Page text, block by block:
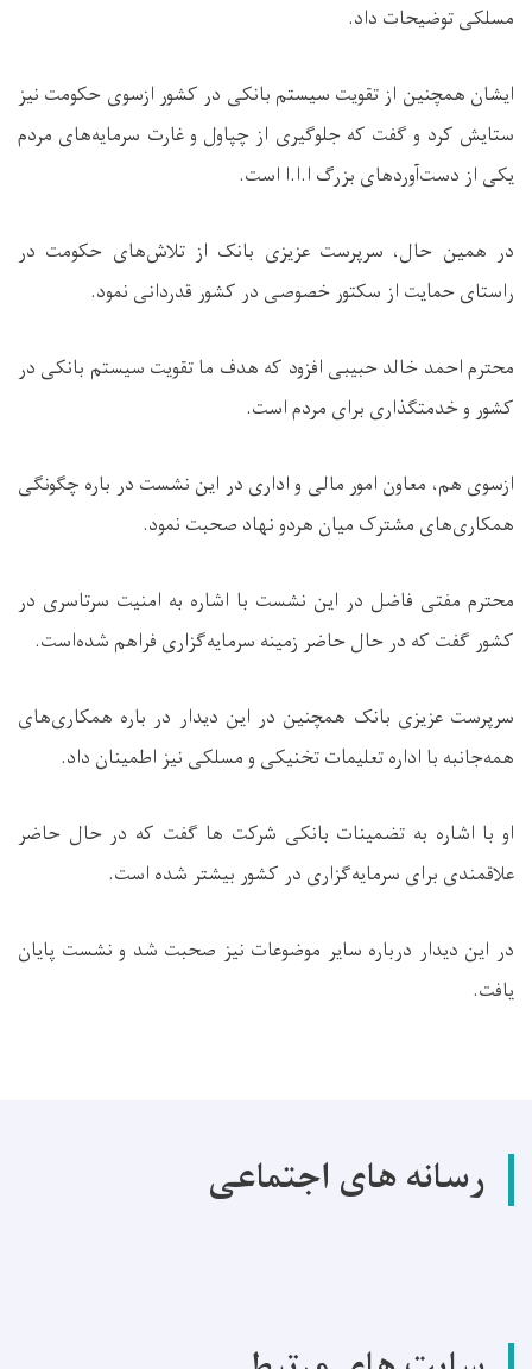
مسلکی توضیحات داد.
ایشان همچنین از تقویت سیستم بانکی در کشور ازسوی حکومت نیز
ستایش کرد و گفت که جلوگیری از چپاول و غارت سرمایه‌های مردم
یکی از دست‌آوردهای بزرگ ا.ا.ا است.
در همین حال، سرپرست عزیزی بانک از تلاش‌های حکومت در
راستای حمایت از سکتور خصوصی در کشور قدردانی نمود.
محترم احمد خالد حبیبی افزود که هدف ما تقویت سیستم بانکی در
کشور و خدمتگذاری برای مردم است.
ازسوی هم، معاون امور مالی و اداری در این نشست در باره چگونگی
همکاری‌های مشترک میان هردو نهاد صحبت نمود.
محترم مفتی فاضل در این نشست با اشاره به امنیت سرتاسری در
کشور گفت که در حال حاضر زمینه سرمایه‌گزاری فراهم شده‌است.
سرپرست عزیزی بانک همچنین در این دیدار در باره همکاری‌های
همه‌جانبه با اداره تعلیمات تخنیکی و مسلکی نیز اطمینان داد.
او با اشاره به تضمینات بانکی شرکت ها گفت که در حال حاضر
علاقمندی برای سرمایه‌گزاری در کشور بیشتر شده است.
در این دیدار درباره سایر موضوعات نیز صحبت شد و نشست پایان
یافت.
رسانه های اجتماعی